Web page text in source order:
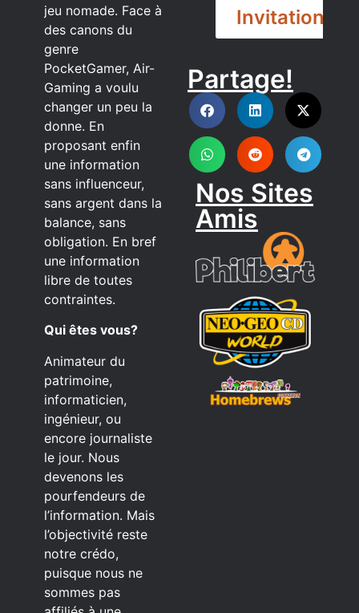
jeu nomade. Face à
des canons du
genre
PocketGamer, Air-
Gaming a voulu
changer un peu la
donne. En
proposant enfin
une information
sans influenceur,
sans argent dans la
balance, sans
obligation. En bref
une information
libre de toutes
contraintes.
Qui êtes vous?
Animateur du
patrimoine,
informaticien,
ingénieur, ou
encore journaliste
le jour. Nous
devenons les
pourfendeurs de
l’information. Mais
l’objectivité reste
notre crédo,
puisque nous ne
sommes pas
Invitation
DISCORD
Partage!
Nos Sites
Amis